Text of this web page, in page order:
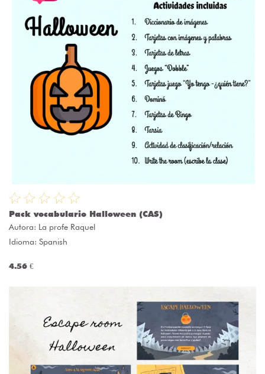
Pack vocabulario Halloween (CAS)
Autora: La profe Raquel
Idioma: Spanish
4.56 €